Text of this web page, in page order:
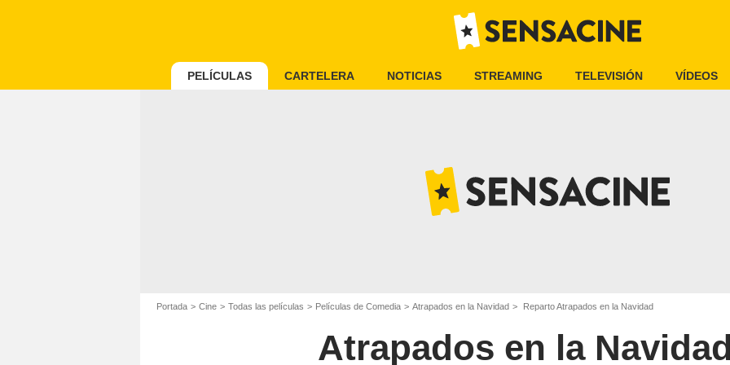
PELÍCULAS CARTELERA NOTICIAS STREAMING TELEVISIÓN VÍDEOS
Portada Cine Todas las películas Películas de Comedia Atrapados en la Navidad Reparto Atrapados en la Navidad
Atrapados en la Navidad